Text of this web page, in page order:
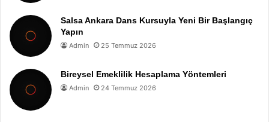
Salsa Ankara Dans Kursuyla Yeni Bir Başlangıç
Yapın
Admin 25 Temmuz 2026
Bireysel Emeklilik Hesaplama Yöntemleri
Admin 24 Temmuz 2026